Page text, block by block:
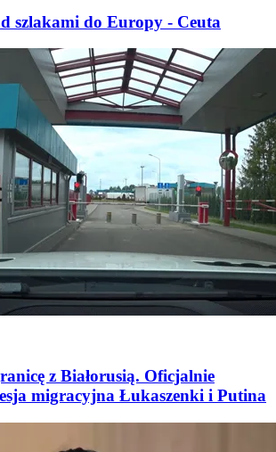
szlakami do Europy - Ceuta
z Białorusią. Oficjalnie
migracyjna Łukaszenki i Putina